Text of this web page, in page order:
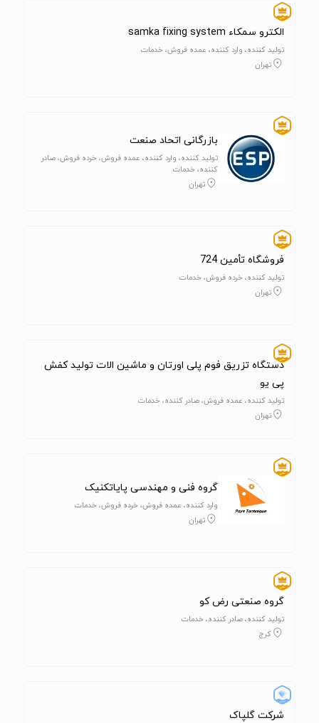
الکترو سمکاء samka fixing system
تولید کننده، وارد کننده، عمده فروش، خدمات
تهران
بازرگانی اتحاد صنعت
تولید کننده، وارد کننده، عمده فروش، خرده فروش، صادر
کننده، خدمات
تهران
فروشگاه تأمین 724
تولید کننده، خرده فروش، خدمات
تهران
دستگاه تزریق فوم پلی اورتان و ماشین الات تولید کفش
پی یو
تولید کننده، عمده فروش، صادر کننده، خدمات
تهران
گروه فنی و مهندسی پایاتکنیک
وارد کننده، عمده فروش، خرده فروش، خدمات
تهران
گروه صنعتی رض کو
تولید کننده، صادر کننده، خدمات
کرج
شرکت گلپاک